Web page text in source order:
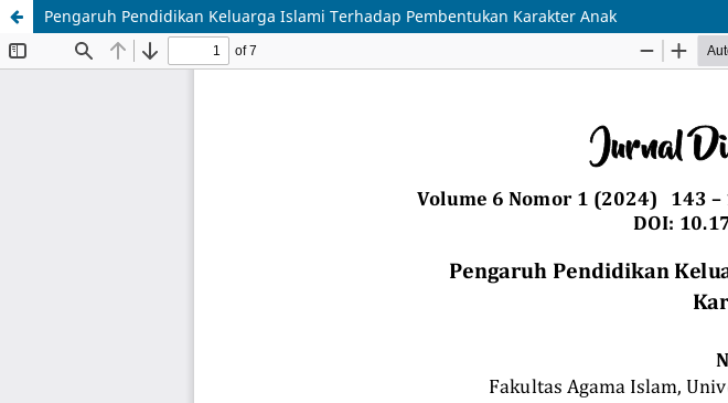
Pengaruh Pendidikan Keluarga Islami Terhadap Pembentukan Karakter Anak